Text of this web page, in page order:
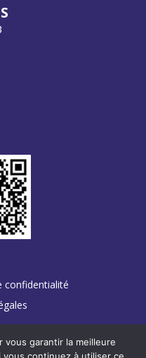
confidentialité
vous garantir la meilleure